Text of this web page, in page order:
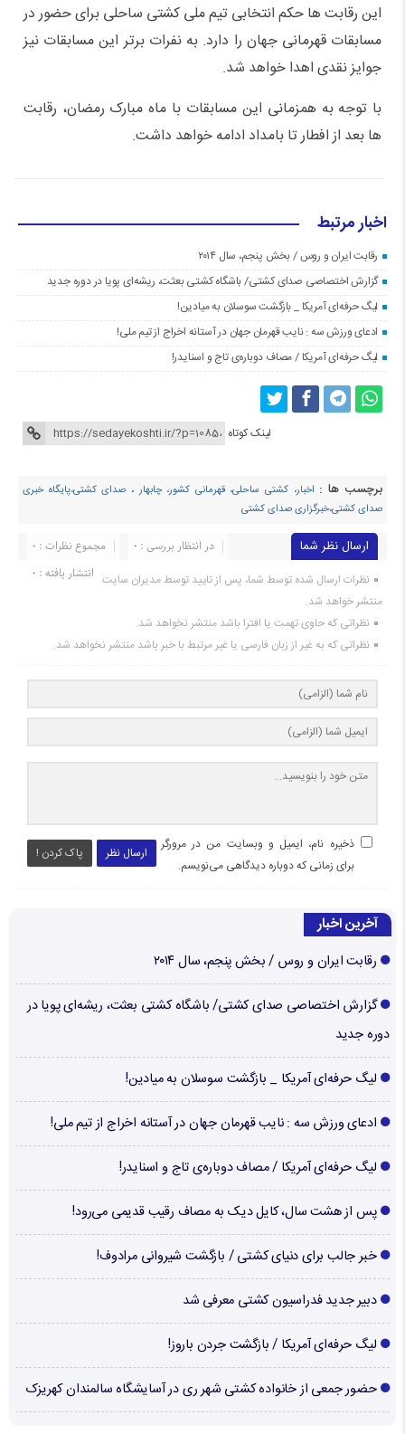
این رقابت ها حکم انتخابی تیم ملی کشتی ساحلی برای حضور در
مسابقات قهرمانی جهان را دارد. به نفرات برتر این مسابقات نیز
جوایز نقدی اهدا خواهد شد.
با توجه به همزمانی این مسابقات با ماه مبارک رمضان، رقابت
ها بعد از افطار تا بامداد ادامه خواهد داشت.
اخبار مرتبط
رقابت ایران و روس / بخش پنجم، سال ۲۰۱۴
گزارش اختصاصی صدای کشتی/ باشگاه کشتی بعثت، ریشه‌ای پویا در دوره جدید
لیگ حرفه‌ای آمریکا _ بازگشت سوسلان به میادین!
ادعای ورزش سه : نایب قهرمان جهان در آستانه اخراج از تیم ملی!
لیگ حرفه‌ای آمریکا / مصاف دوباره‌ی تاج و اسنایدر!
لینک کوتاه
برچسب ها : اخبار، کشتی ساحلی، قهرمانی کشور، چابهار، صدای کشتی،پایگاه خبری
صدای کشتی،خبرگزاری صدای کشتی
ارسال نظر شما مجموع نظرات : 0
در انتظار بررسی : 0
انتشار یافته : ۰ نظرات ارسال شده توسط شما، پس از تایید توسط مدیران سایت
منتشر خواهد شد.
نظراتی که حاوی تهمت یا افترا باشد منتشر نخواهد شد.
نظراتی که به غیر از زبان فارسی یا غیر مرتبط با خبر باشد منتشر نخواهد شد.
ارسال نظر پاک کردن !
ذخیره نام، ایمیل و وبسایت من در مرورگر
برای زمانی که دوباره دیدگاهی می‌نویسم.
آخرین اخبار
رقابت ایران و روس / بخش پنجم، سال ۲۰۱۴
گزارش اختصاصی صدای کشتی/ باشگاه کشتی بعثت، ریشه‌ای پویا در
دوره جدید
لیگ حرفه‌ای آمریکا _ بازگشت سوسلان به میادین!
ادعای ورزش سه : نایب قهرمان جهان در آستانه اخراج از تیم ملی!
لیگ حرفه‌ای آمریکا / مصاف دوباره‌ی تاج و اسنایدر!
پس از هشت سال، کایل دیک به مصاف رقیب قدیمی می‌رود!
خبر جالب برای دنیای کشتی / بازگشت شیروانی مرادوف!
دبیر جدید فدراسیون کشتی معرفی شد
لیگ حرفه‌ای آمریکا / بازگشت جردن باروز!
حضور جمعی از خانواده کشتی شهر ری در آسایشگاه سالمندان کهریزک